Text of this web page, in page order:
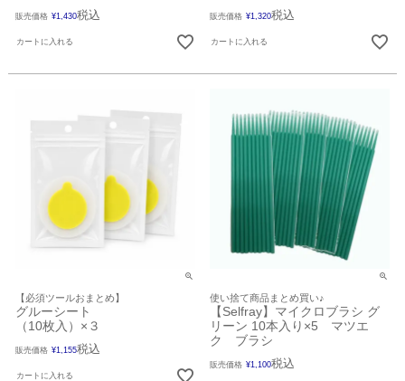
販売価格 ¥1,430税込
カートに入れる
販売価格 ¥1,320税込
カートに入れる
【必須ツールおまとめ】
グルーシート
（10枚入）×３
販売価格 ¥1,155税込
カートに入れる
使い捨て商品まとめ買い♪
【Selfray】マイクロブラシ グ
リーン 10本入り×5 マツエ
ク ブラシ
販売価格 ¥1,100税込